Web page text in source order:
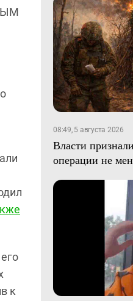
к
08:49, 5 августа 2026
Власти
операции не